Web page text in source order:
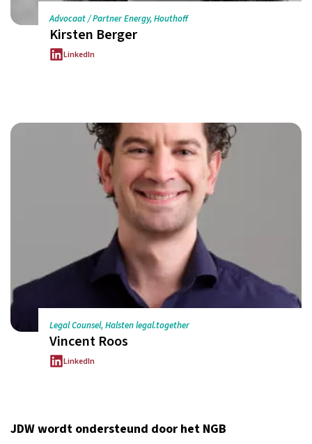
Advocaat / Partner Energy, Houthoff
Kirsten Berger
LinkedIn
Legal Counsel, Halsten legal.together
Vincent Roos
LinkedIn
JDW wordt ondersteund door het NGB